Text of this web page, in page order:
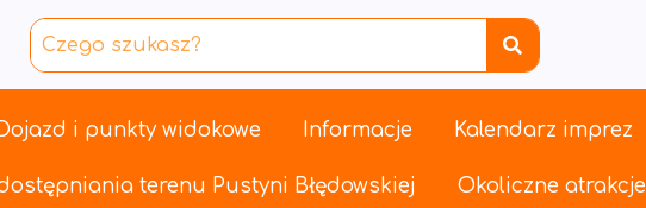
i punkty widokowe Informacje Kalendarz imprez
terenu Pustyni Błędowskiej Okoliczne atrakcje